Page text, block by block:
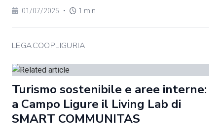
01/07/2025 • 1 min
LEGACOOPLIGURIA
Turismo sostenibile e aree interne:
a Campo Ligure il Living Lab di
SMART COMMUNITAS